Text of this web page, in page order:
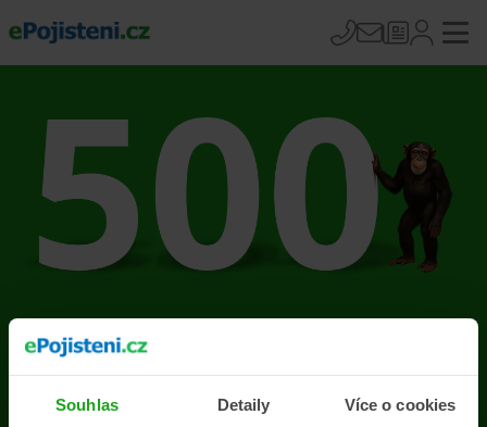
Souhlas Detaily Více o cookies
Na stránce se vyskytla
chyba